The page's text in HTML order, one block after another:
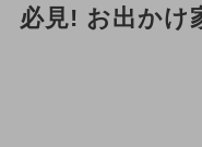
必見! お出かけ